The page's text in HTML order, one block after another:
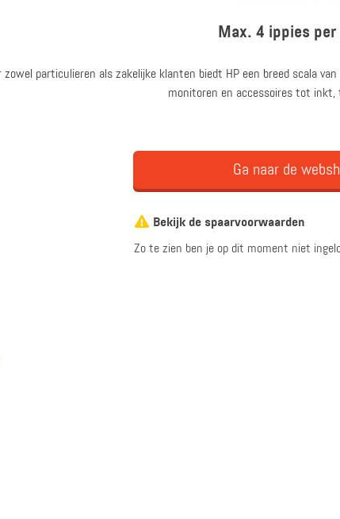
Max. 4 ippies per
zowel particulieren als zakelijke klanten biedt HP een breed scala
monitoren en accessoires tot inkt,
Ga naar de
Bekijk de spaarvoorwaarden
Zo te zien ben je op dit moment niet